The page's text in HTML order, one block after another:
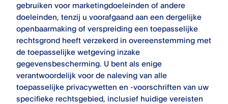
gebruiken voor marketingdoeleinden of andere
doeleinden, tenzij u voorafgaand aan een dergelijke
openbaarmaking of verspreiding een toepasselijke
rechtsgrond heeft verzekerd in overeenstemming met
de toepasselijke wetgeving inzake
gegevensbescherming. U bent als enige
verantwoordelijk voor de naleving van alle
toepasselijke privacywetten en -voorschriften van uw
specifieke rechtsgebied, inclusief huidige vereisten